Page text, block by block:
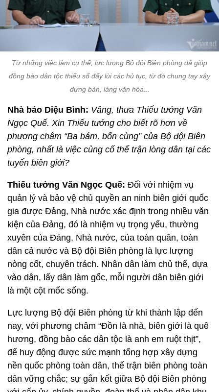
Từ những việc làm cụ thể, lực lượng Bộ đội Biên phòng đã giúp
đồng bào dân tộc thiểu số đẩy lùi các hủ tục, từ đó chung tay xây
dựng bản, làng văn hóa...
Nhà báo Diệu Bình: Vâng, thưa Thiếu tướng Văn
Ngọc Quế. Xin Thiếu tướng cho biết rõ hơn về
phương châm “Ba bám, bốn cùng” của Bộ đội Biên
phòng, nhất là việc củng cố thế trận lòng dân tại các
tuyến biên giới?
Thiếu tướng Văn Ngọc Quế: Đối với nhiệm vụ
quản lý và bảo vệ chủ quyền an ninh biên giới quốc
gia được Đảng, Nhà nước xác định trong nhiều văn
kiện của Đảng, đó là nhiệm vụ trọng yếu, thường
xuyên của Đảng, Nhà nước, của toàn quân, toàn
dân cả nước và Bộ đội Biên phòng là lực lượng
nòng cốt, chuyên trách. Nhân dân làm chủ thể, dựa
vào dân, lấy dân làm gốc, mỗi người dân biên giới
là một cột mốc sống.
Lực lượng Bộ đội Biên phòng từ khi thành lập đến
nay, với phương châm “Đồn là nhà, biên giới là quê
hương, đồng bào các dân tộc là anh em ruột thịt”,
để huy động được sức mạnh tổng hợp xây dựng
nền quốc phòng toàn dân, thế trận biên phòng toàn
dân vững chắc; sự gắn kết giữa Bộ đội Biên phòng